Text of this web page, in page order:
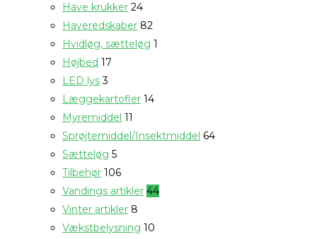
Have krukker 24
Haveredskaber 82
Hvidløg, sætteløg 1
Højbed 17
LED lys 3
Læggekartofler 14
Myremiddel 11
Sprøjtemiddel/Insektmiddel 64
Sætteløg 5
Tilbehør 106
Vandings artikler 44
Vinter artikler 8
Vækstbelysning 10